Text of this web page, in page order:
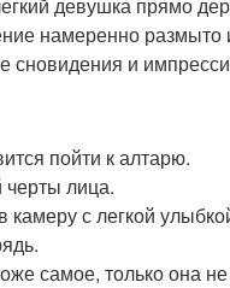
намеренно размыто
сновидения и
пойти к алтарю.
лица.
камеру с легкой
самое, только она